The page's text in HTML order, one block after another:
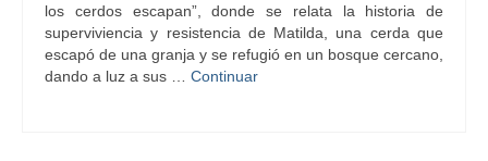
los cerdos escapan”, donde se relata la historia de
superviviencia y resistencia de Matilda, una cerda que
escapó de una granja y se refugió en un bosque cercano,
dando a luz a sus … Continuar